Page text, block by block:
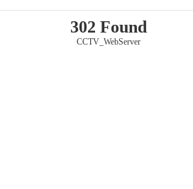
302 Found
CCTV_WebServer